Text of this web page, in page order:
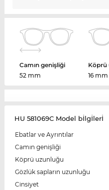
Camın genişliği
52 mm
Köprü
16 mm
HU 581069C Model bİlgİlerİ
Ebatlar ve Ayrıntılar
Camın genişliği
Köprü uzunluğu
Gözlük sapların uzunluğu
Cinsiyet